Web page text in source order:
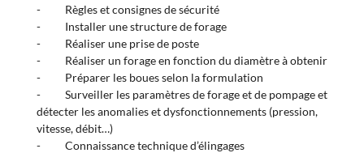
LANGUE
- Règles et consignes de sécurité
- Installer une structure de forage
- Réaliser une prise de poste
- Réaliser un forage en fonction du diamètre à obtenir
- Préparer les boues selon la formulation
- Surveiller les paramètres de forage et de pompage et
détecter les anomalies et dysfonctionnements (pression,
vitesse, débit…)
- Connaissance technique d’élingages